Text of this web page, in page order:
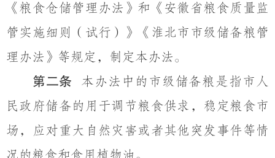
《粮食仓储管理办法》和《安徽省粮食质量监
管实施细则 （ 试行 ） 》《淮北市市级储备粮管
理办法》等规定，制定本办法。
第二条
本办法中的市级储备粮是指市人
民政府储备的用于调节粮食供求，稳定粮食市
场，应对重大自然灾害或者其他突发事件等情
况的粮食和食用植物油。